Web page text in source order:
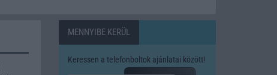
MENNYIBE KERÜL
Keressen a telefonboltok ajánlatai között!